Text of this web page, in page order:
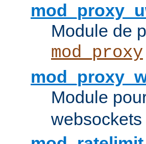
Module de
mod_proxy
Module
websockets